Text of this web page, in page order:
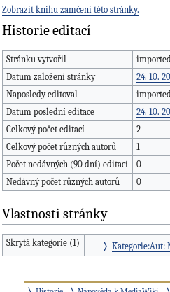
Zobrazit knihu zamčení této stránky.
Historie editací
Stránku vytvořil
Datum založení stránky
24. 10.
Naposledy editoval
Datum poslední editace
24. 10.
Celkový počet editací
2
Celkový počet různých autorů
1
Počet nedávných (90 dní) editací
0
Nedávný počet různých autorů
0
Vlastnosti stránky
Skrytá kategorie (1)